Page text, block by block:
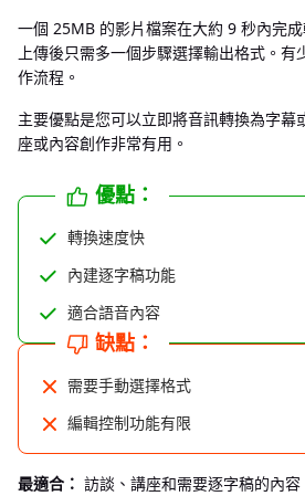
一個 25MB 的影片檔案在大約 9 秒內完
上傳後只需多一個步驟選擇輸出格式。
作流程。
主要優點是您可以立即將音訊轉換為字幕
座或內容創作非常有用。
優點：
轉換速度快
內建逐字稿功能
適合語音內容
缺點：
需要手動選擇格式
編輯控制功能有限
最適合： 訪談、講座和需要逐字稿的內容